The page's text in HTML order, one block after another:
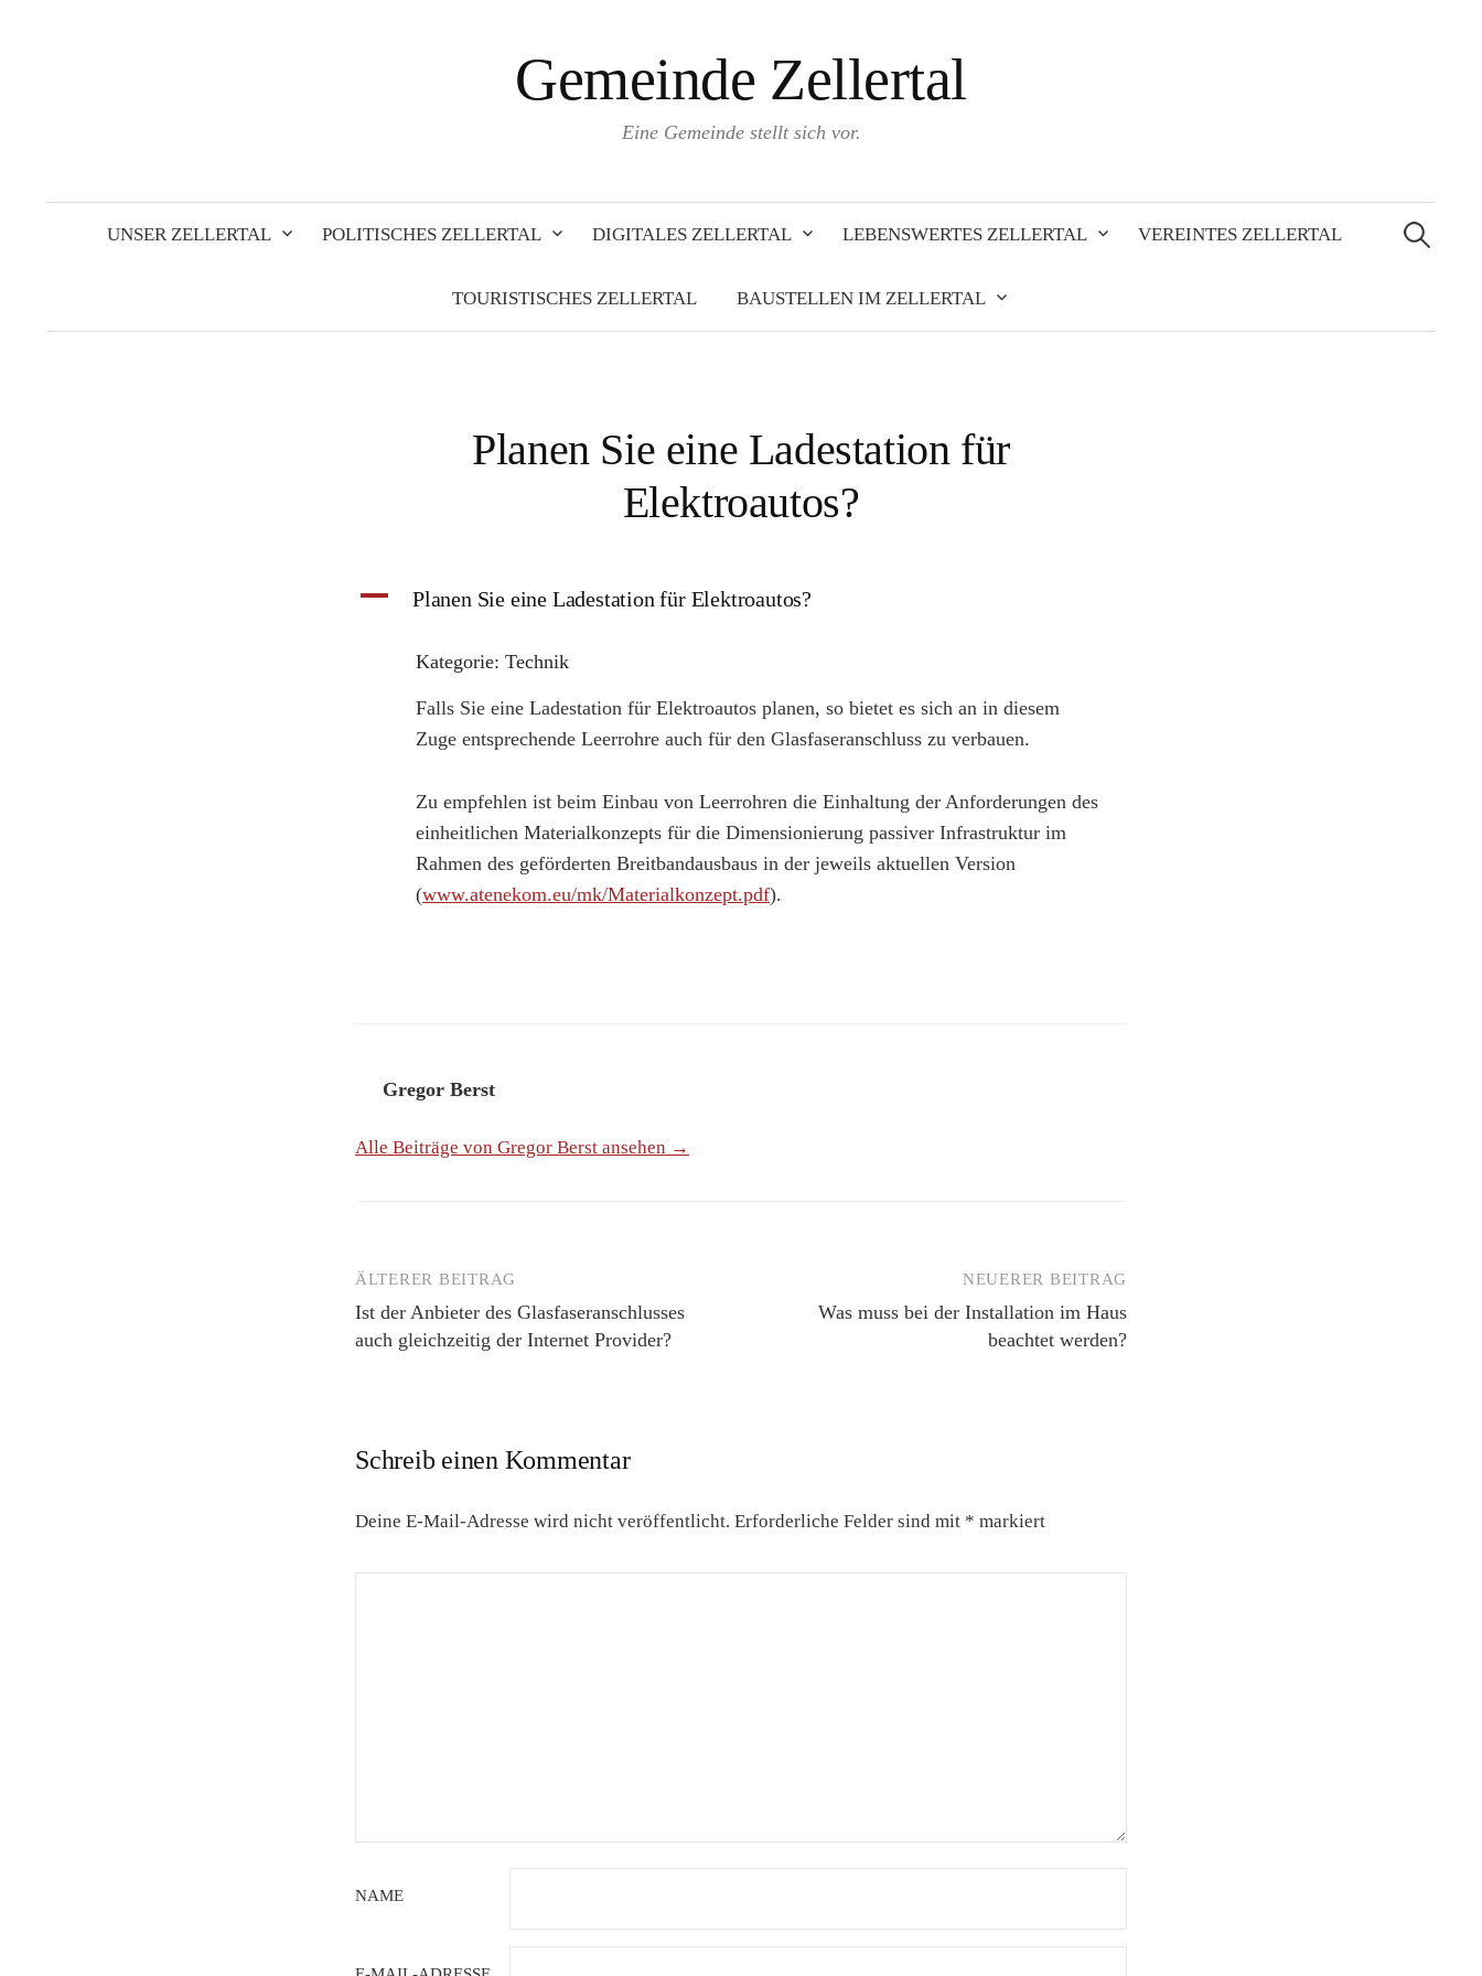
Gemeinde Zellertal
Eine Gemeinde stellt sich vor.
UNSER ZELLERTAL POLITISCHES ZELLERTAL DIGITALES ZELLERTAL LEBENSWERTES ZELLERTAL VEREINTES ZELLERTAL
TOURISTISCHES ZELLERTAL BAUSTELLEN IM ZELLERTAL
Suchen
nach:
Planen Sie eine Ladestation für
Elektroautos?
A Planen Sie eine Ladestation für Elektroautos?
Kategorie: Technik
Falls Sie eine Ladestation für Elektroautos planen, so bietet es sich an in diesem
Zuge entsprechende Leerrohre auch für den Glasfaseranschluss zu verbauen.
Zu empfehlen ist beim Einbau von Leerrohren die Einhaltung der Anforderungen des
einheitlichen Materialkonzepts für die Dimensionierung passiver Infrastruktur im
Rahmen des geförderten Breitbandausbaus in der jeweils aktuellen Version
(www.atenekom.eu/mk/Materialkonzept.pdf).
Gregor Berst
Alle Beiträge von Gregor Berst ansehen →
Beitrags-
Navigation
ÄLTERER BEITRAG
Ist der Anbieter des Glasfaseranschlusses
auch gleichzeitig der Internet Provider?
NEUERER BEITRAG
Was muss bei der Installation im Haus
beachtet werden?
Schreib einen Kommentar
Deine E-Mail-Adresse wird nicht veröffentlicht. Erforderliche Felder sind mit * markiert
NAME